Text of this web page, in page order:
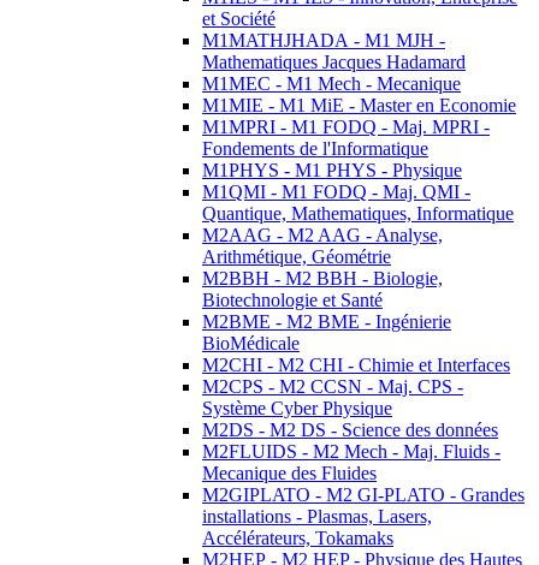
et Société
M1MATHJHADA - M1 MJH -
Mathematiques Jacques Hadamard
M1MEC - M1 Mech - Mecanique
M1MIE - M1 MiE - Master en Economie
M1MPRI - M1 FODQ - Maj. MPRI -
Fondements de l'Informatique
M1PHYS - M1 PHYS - Physique
M1QMI - M1 FODQ - Maj. QMI -
Quantique, Mathematiques, Informatique
M2AAG - M2 AAG - Analyse,
Arithmétique, Géométrie
M2BBH - M2 BBH - Biologie,
Biotechnologie et Santé
M2BME - M2 BME - Ingénierie
BioMédicale
M2CHI - M2 CHI - Chimie et Interfaces
M2CPS - M2 CCSN - Maj. CPS -
Système Cyber Physique
M2DS - M2 DS - Science des données
M2FLUIDS - M2 Mech - Maj. Fluids -
Mecanique des Fluides
M2GIPLATO - M2 GI-PLATO - Grandes
installations - Plasmas, Lasers,
Accélérateurs, Tokamaks
M2HEP - M2 HEP - Physique des Hautes